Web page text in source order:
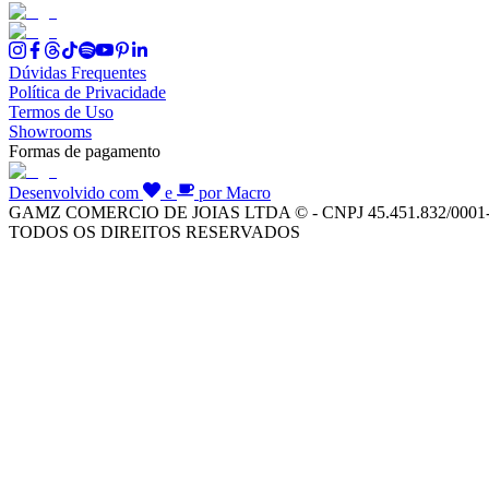
Dúvidas Frequentes
Política de Privacidade
Termos de Uso
Showrooms
Formas de pagamento
Desenvolvido com e
por Macro
GAMZ COMERCIO DE JOIAS LTDA © - CNPJ 45.451.832/
TODOS OS DIREITOS RESERVADOS